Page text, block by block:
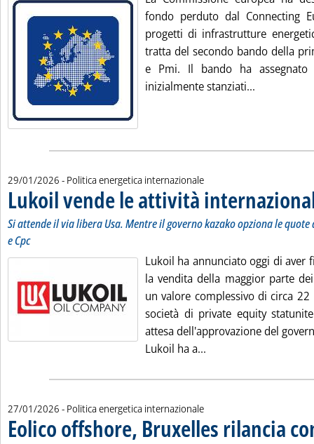
fondo perduto dal Connecting
progetti di infrastrutture
tratta del secondo bando della
e Pmi. Il bando ha
inizialmente stanziati...
29/01/2026 - Politica energetica internazionale
Lukoil vende le attività
Si attende il via libera Usa. Mentre il governo kazako opziona le quote
e Cpc
Lukoil ha annunciato oggi di aver
la vendita della maggior parte
un valore complessivo di circa
società di private equity
attesa dell'approvazione del
Lukoil ha a...
27/01/2026 - Politica energetica internazionale
Eolico offshore, Bruxelles rilancia